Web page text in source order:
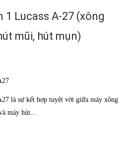
1 Lucass A-27 (xông
mũi, hút mụn)
là sự kết hợp tuyệt vời giữa máy xông
máy hút...